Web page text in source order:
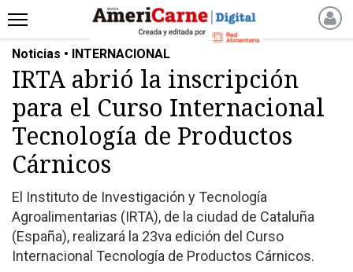
INICIO
NOTICIAS RECIENTES
NOTICIAS
ARTICULOS
PRODUCCIÓN
PROCESO
PRODUCTO
NUEVOS PRODUCTOS
MARKETPLACE
Noticias • INTERNACIONAL
IRTA abrió la inscripción
para el Curso Internacional
Tecnología de Productos
Cárnicos
El Instituto de Investigación y Tecnología
Agroalimentarias (IRTA), de la ciudad de Cataluña
(España), realizará la 23va edición del Curso
Internacional Tecnología de Productos Cárnicos.